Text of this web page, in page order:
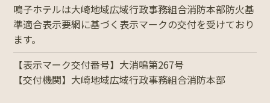
鳴子ホテルは大崎地域広域行政事務組合消防本部防火基
準適合表示要網に基づく表示マークの交付を受けており
ます。
【表示マーク交付番号】大消鳴第267号
【交付機関】大崎地域広域行政事務組合消防本部